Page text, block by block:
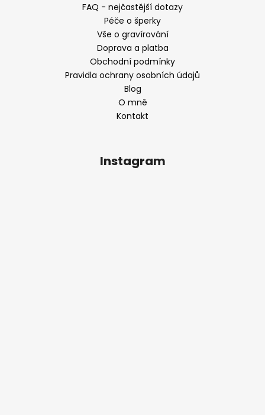
FAQ - nejčastější dotazy
Péče o šperky
Vše o gravírování
Doprava a platba
Obchodní podmínky
Pravidla ochrany osobních údajů
Blog
O mně
Kontakt
Instagram